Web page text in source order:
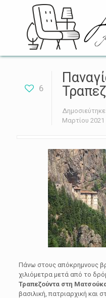
6
Μαρτίου 2021
Πάνω στους απόκρημνους
χιλιόμετρα μετά από το
Τραπεζούντα στη
βασιλική, πατριαρχική και